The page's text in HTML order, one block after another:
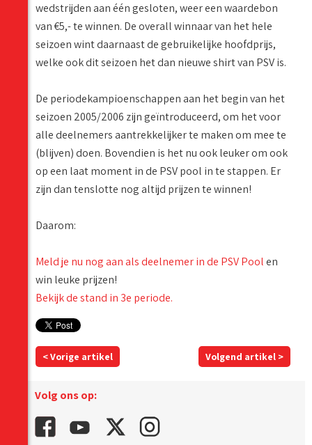
wedstrijden aan één gesloten, weer een waardebon
van €5,- te winnen. De overall winnaar van het hele
seizoen wint daarnaast de gebruikelijke hoofdprijs,
welke ook dit seizoen het dan nieuwe shirt van PSV is.
De periodekampioenschappen aan het begin van het
seizoen 2005/2006 zijn geïntroduceerd, om het voor
alle deelnemers aantrekkelijker te maken om mee te
(blijven) doen. Bovendien is het nu ook leuker om ook
op een laat moment in de PSV pool in te stappen. Er
zijn dan tenslotte nog altijd prijzen te winnen!
Daarom:
Meld je nu nog aan als deelnemer in de PSV Poolen
win leuke prijzen!
Bekijk de stand in 3e periode.
< Vorige artikel Volgend artikel >
Volg ons op: